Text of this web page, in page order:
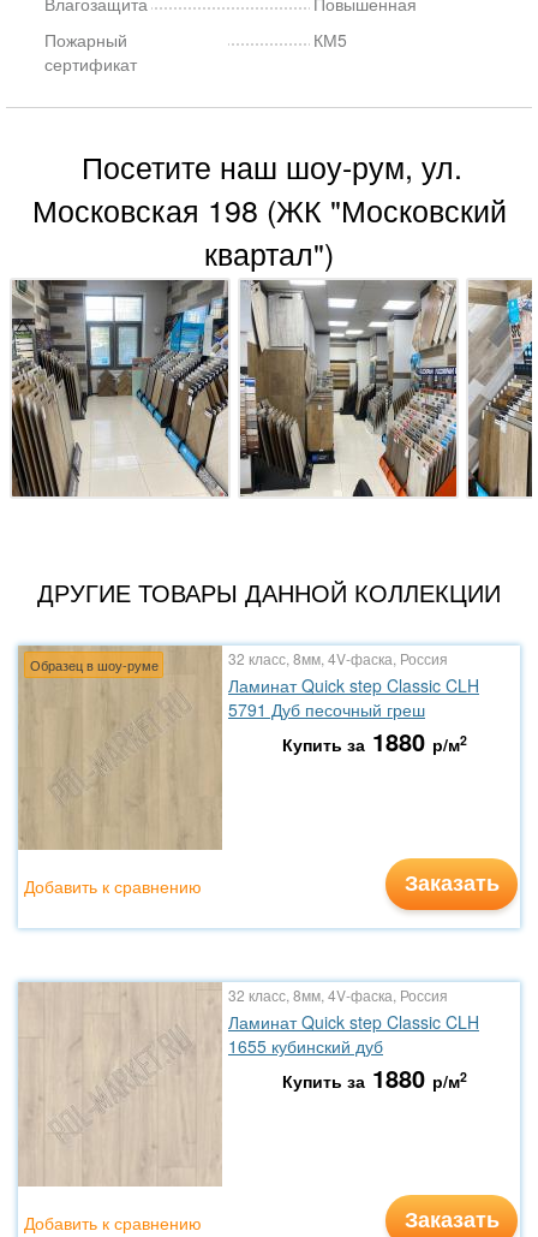
Пожарный
сертификат
КМ5
Посетите наш шоу-рум, ул.
Московская 198 (ЖК "Московский
квартал")
ДРУГИЕ ТОВАРЫ ДАННОЙ КОЛЛЕКЦИИ
Образец в шоу-руме 32 класс, 8мм, 4V-фаска, Россия
Ламинат Quick step Classic CLH
5791 Дуб песочный греш
Купить за 1880 р/м2
Заказать
Добавить к сравнению
32 класс, 8мм, 4V-фаска, Россия
Ламинат Quick step Classic CLH
1655 кубинский дуб
Купить за 1880 р/м2
Заказать
Добавить к сравнению